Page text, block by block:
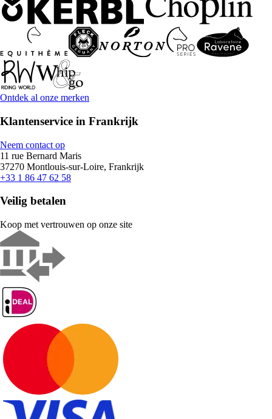
Ontdek al onze merken
Klantenservice in Frankrijk
Neem contact op
11 rue Bernard Maris
37270 Montlouis-sur-Loire, Frankrijk
+33 1 86 47 62 58
Veilig betalen
Koop met vertrouwen op onze site